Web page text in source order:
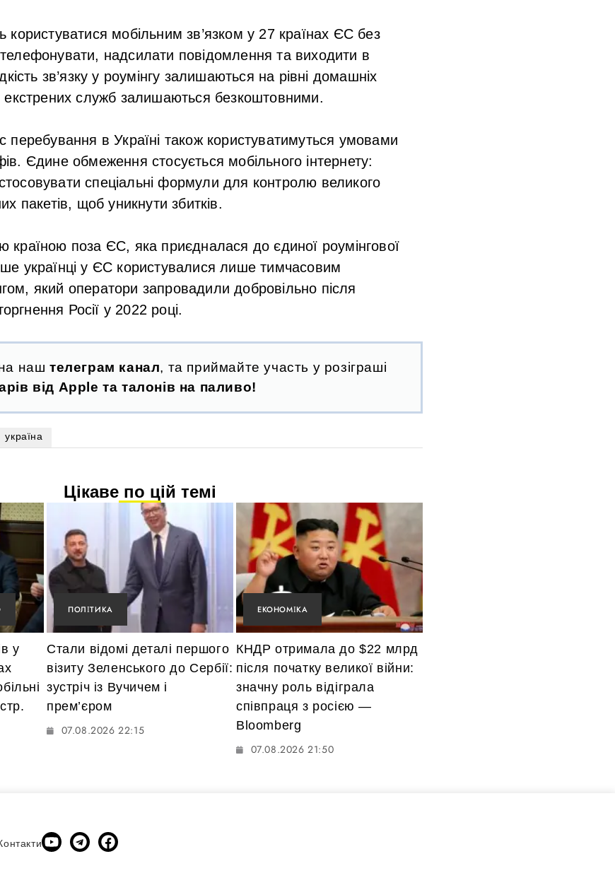
користуватися мобільним зв’язком у 27 країнах ЄС без
надсилати повідомлення та виходити в
зв’язку у роумінгу залишаються на рівні домашніх
екстрених служб залишаються безкоштовними.
перебування в Україні також користуватимуться умовами
Єдине обмеження стосується мобільного інтернету:
спеціальні формули для контролю великого
пакетів, щоб уникнути збитків.
країною поза ЄС, яка приєдналася до єдиної роумінгової
українці у ЄС користувалися лише тимчасовим
який оператори запровадили добровільно після
Росії у 2022 році.
наш телеграм канал, та приймайте участь у розіграші
від Apple та талонів на паливо!
україна
Цікаве по цій темі
у
ПОЛІТИКА
Стали відомі деталі першого
візиту Зеленського до Сербії:
зустріч із Вучичем і
прем’єром
07.08.2026 22:15
ЕКОНОМІКА
КНДР отримала до $22 млрд
після початку великої війни:
значну роль відіграла
співпраця з росією —
Bloomberg
07.08.2026 21:50